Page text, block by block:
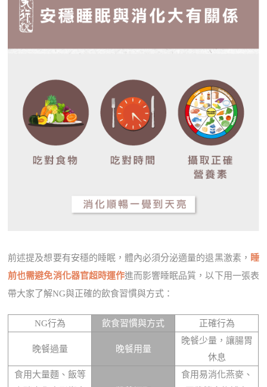
前述提及想要有安穩的睡眠，體內必須分泌適量的退黑激素， 睡
前也需避免消化器官超時運作進而影響睡眠品質，以下用一張表
帶大家了解NG與正確的飲食習慣與方式：
NG行為 飲食習慣與方式 正確行為
晚餐過量 晚餐用量
晚餐少量，讓腸胃
休息
食用大量麵、飯等
食用易消化燕麥、